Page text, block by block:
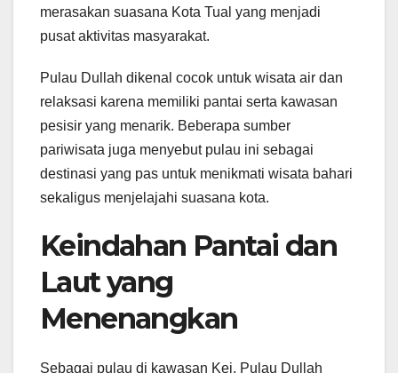
merasakan suasana Kota Tual yang menjadi
pusat aktivitas masyarakat.
Pulau Dullah dikenal cocok untuk wisata air dan
relaksasi karena memiliki pantai serta kawasan
pesisir yang menarik. Beberapa sumber
pariwisata juga menyebut pulau ini sebagai
destinasi yang pas untuk menikmati wisata bahari
sekaligus menjelajahi suasana kota.
Keindahan Pantai dan
Laut yang
Menenangkan
Sebagai pulau di kawasan Kei, Pulau Dullah